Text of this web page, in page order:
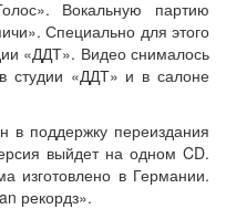
Вокальную партию
Специально для этого
«ДДТ». Видео снималось
студии «ДДТ» и в салоне
в поддержку переиздания
выйдет на одном CD.
изготовлено в Германии.
рекордз».